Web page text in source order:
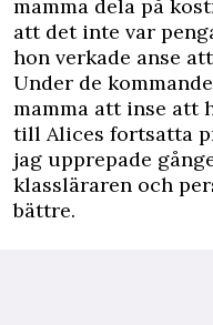
mamma dela på
att det inte var
hon verkade anse
Under de
mamma att inse att
till Alices fortsatta
jag upprepade
klassläraren och
bättre.